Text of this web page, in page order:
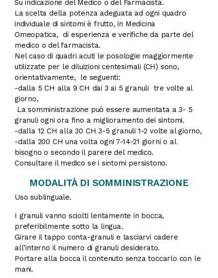
Su indicazione del Medico o del Farmacista.
La scelta della potenza adeguata ad ogni quadro
individuale di sintomi è frutto, in Medicina
Omeopatica, di esperienza e verifiche da parte del
medico o del farmacista.
Nel caso di quadri acuti le posologie maggiormente
utilizzate per le diluizioni centesimali (CH) sono,
orientativamente, le seguenti:
-dalla 5 CH alla 9 CH dai 3 ai 5 granuli tre volte al
giorno,
La somministrazione può essere aumentata a 3- 5
granuli ogni ora fino a miglioramento dei sintomi.
-dalla 12 CH alla 30 CH 3-5 granuli 1-2 volte al giorno,
-dalla 200 CH una volta ogni 7-14-21 giorni o al
bisogno o secondo il parere del medico.
Consultare il medico se i sintomi persistono.
MODALITÀ DI SOMMINISTRAZIONE
Uso sublinguale.
I granuli vanno sciolti lentamente in bocca,
preferibilmente sotto la lingua.
Girare il tappo conta-granuli e lasciarvi cadere
all’interno il numero di granuli desiderato.
Portare alla bocca il contenuto senza toccarlo con le
mani.